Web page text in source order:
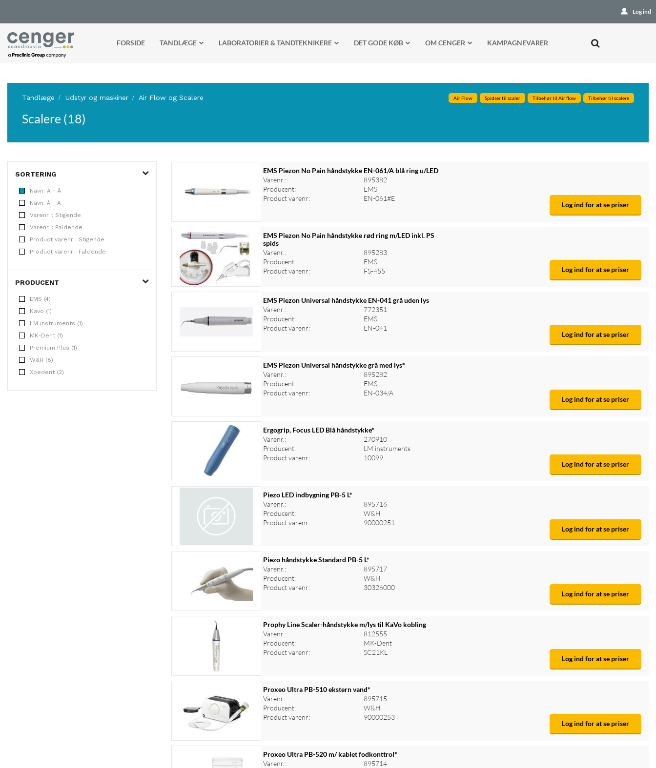
Log ind
FORSIDE TANDLÆGE LABORATORIER & TANDTEKNIKERE DET GODE KØB OM CENGER KAMPAGNEVARER
Tandlæge Udstyr og maskiner Air Flow og Scalere Air Flow Spidser til scaler Tilbehør til Air flow Tilbehør til scalere
Scalere (18)
SORTERING
Navn: A - Å
Navn: Å - A
Varenr. : Stigende
Varenr. : Faldende
Product varenr : Stigende
Product varenr : Faldende
PRODUCENT
EMS (4)
Kavo (1)
LM instruments (1)
MK-Dent (1)
Premium Plus (1)
W&H (8)
Xpedent (2)
EMS Piezon No Pain håndstykke EN-061/A blå ring u/LED
Varenr.:
895382
Producent:
EMS
Product varenr:
EN-061#E
Log ind for at se priser
EMS Piezon No Pain håndstykke rød ring m/LED inkl. PS
spids
Varenr.:
895283
Producent:
EMS
Product varenr:
FS-455 Log ind for at se priser
EMS Piezon Universal håndstykke EN-041 grå uden lys
Varenr.:
772351
Producent:
EMS
Product varenr:
EN-041
Log ind for at se priser
EMS Piezon Universal håndstykke grå med lys*
Varenr.:
895282
Producent:
EMS
Product varenr:
EN-034/A
Log ind for at se priser
Ergogrip, Focus LED Blå håndstykke*
Varenr.:
270910
Producent:
LM instruments
Product varenr:
10099
Log ind for at se priser
Piezo LED indbygning PB-5 L*
Varenr.:
895716
Producent:
W&H
Product varenr:
90000251
Log ind for at se priser
Piezo håndstykke Standard PB-5 L*
Varenr.:
895717
Producent:
W&H
Product varenr:
30326000
Log ind for at se priser
Prophy Line Scaler-håndstykke m/lys til KaVo kobling
Varenr.:
812555
Producent:
MK-Dent
Product varenr:
SC21KL
Log ind for at se priser
Proxeo Ultra PB-510 ekstern vand*
Varenr.:
895715
Producent:
W&H
Product varenr:
90000253
Log ind for at se priser
Proxeo Ultra PB-520 m/ kablet fodkonttrol*
Varenr.:
895714